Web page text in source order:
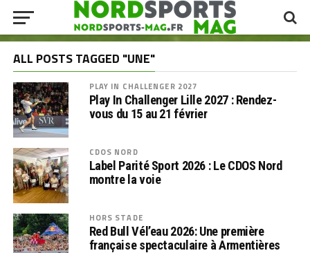
ALL POSTS TAGGED "UNE"
PLAY IN CHALLENGER 2027
Play In Challenger Lille 2027 : Rendez-
vous du 15 au 21 février
CDOS NORD
Label Parité Sport 2026 : Le CDOS Nord
montre la voie
HORS STADE
Red Bull Vél’eau 2026: Une première
française spectaculaire à Armentières